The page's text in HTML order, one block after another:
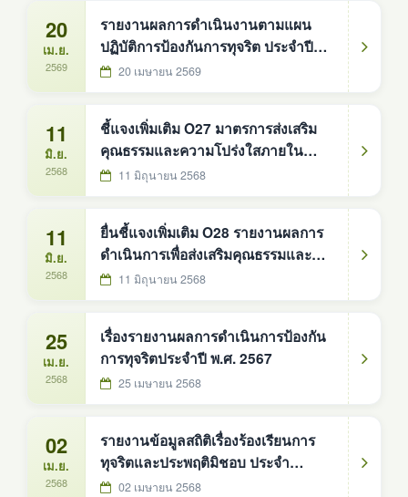
20
เม.ย.
2569
รายงานผลการดำเนินงานตามแผน
ปฏิบัติการป้องกันการทุจริต ประจำปี
2568 รอบ 12 เดือน ประจำปี 2568
20 เมษายน 2569
11
มิ.ย.
2568
ชี้แจงเพิ่มเติม O27 มาตรการส่งเสริม
คุณธรรมและความโปร่งใสภายใน
หน่วยงาน องค์การบริหารส่วนตำบลดง
11 มิถุนายน 2568
11
มิ.ย.
2568
ยื่นชี้แจงเพิ่มเติม O28 รายงานผลการ
ดำเนินการเพื่อส่งเสริมคุณธรรมและ
ความโปร่งใสภายในหน่วยงาน
11 มิถุนายน 2568
25
เม.ย.
2568
เรื่องรายงานผลการดำเนินการป้องกัน
การทุจริตประจำปี พ.ศ. 2567
25 เมษายน 2568
02
เม.ย.
2568
รายงานข้อมูลสถิติเรื่องร้องเรียนการ
ทุจริตและประพฤติมิชอบ ประจำ
ปีงบประมาณ พ.ศ. 2567
02 เมษายน 2568